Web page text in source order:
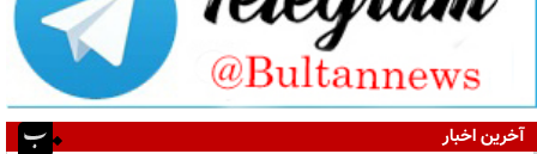
آخرین اخبار